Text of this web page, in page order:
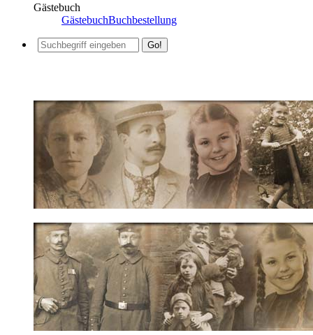
Gästebuch
GästebuchBuchbestellung